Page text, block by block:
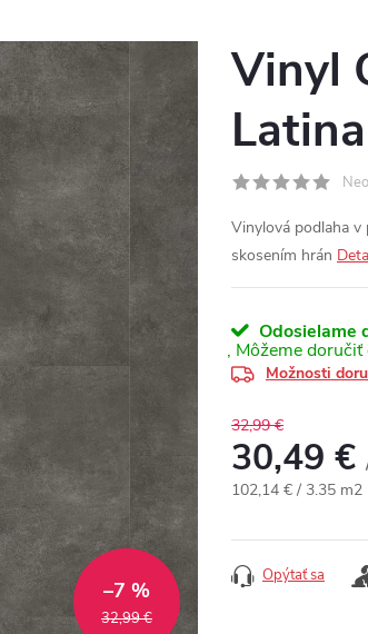
32,99 €
–7 %
Vinyl
Vinylová podlaha
skosením hrán
Odosielame
Možnosti
32,99 €
30,49 €
Jednotková cena:
102,14 € / 3.35 m2
Opýtať sa